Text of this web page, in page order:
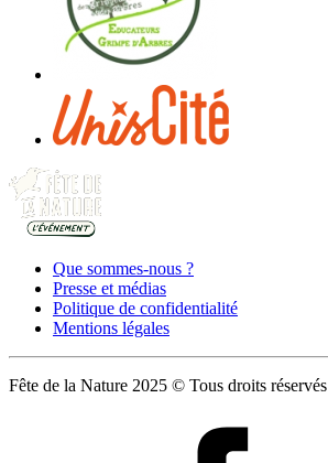
Que sommes-nous ?
Presse et médias
Politique de confidentialité
Mentions légales
Fête de la Nature 2025 © Tous droits réservés